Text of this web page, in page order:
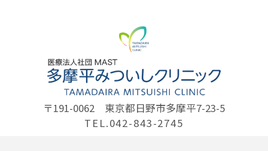
〒191-0062
東京都日野市多摩平7-23-5
TEL.042-843-2745